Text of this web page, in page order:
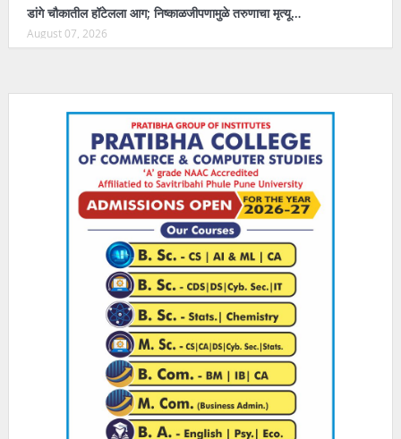
डांगे चौकातील हॉटेलला आग; निष्काळजीपणामुळे तरुणाचा मृत्यू…
August 07, 2026